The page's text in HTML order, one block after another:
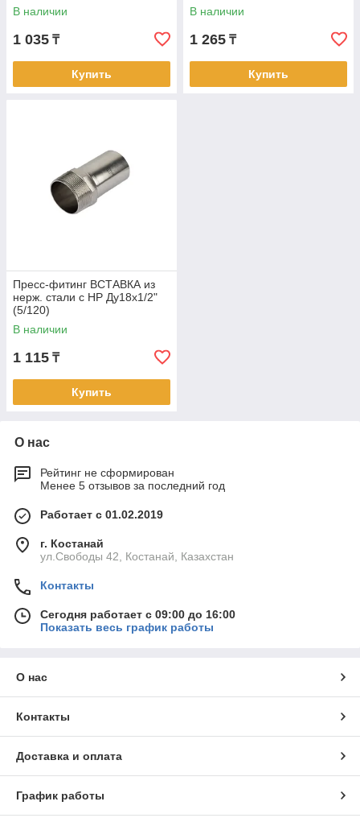
В наличии
1 035 ₸
Купить
В наличии
1 265 ₸
Купить
Пресс-фитинг ВСТАВКА из
нерж. стали с НР Ду18х1/2"
(5/120)
В наличии
1 115 ₸
Купить
О нас
Рейтинг не сформирован
Менее 5 отзывов за последний год
Работает с 01.02.2019
г. Костанай
ул.Свободы 42, Костанай, Казахстан
Контакты
Сегодня работает с 09:00 до 16:00
Показать весь график работы
О нас
Контакты
Доставка и оплата
График работы